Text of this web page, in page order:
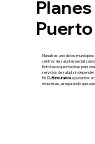
Manatí es uno de los
centros de salud
Esto hace que muchas
servicios de salud sin
EnCLB Insuranceayudamos a
empresas, asegurando que